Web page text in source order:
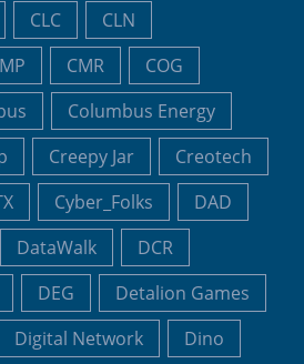
CLC
CLN
CMR
COG
Columbus Energy
Creepy Jar
Creotech
Cyber_Folks
DAD
DataWalk
DCR
DEG
Detalion Games
Digital Network
Dino